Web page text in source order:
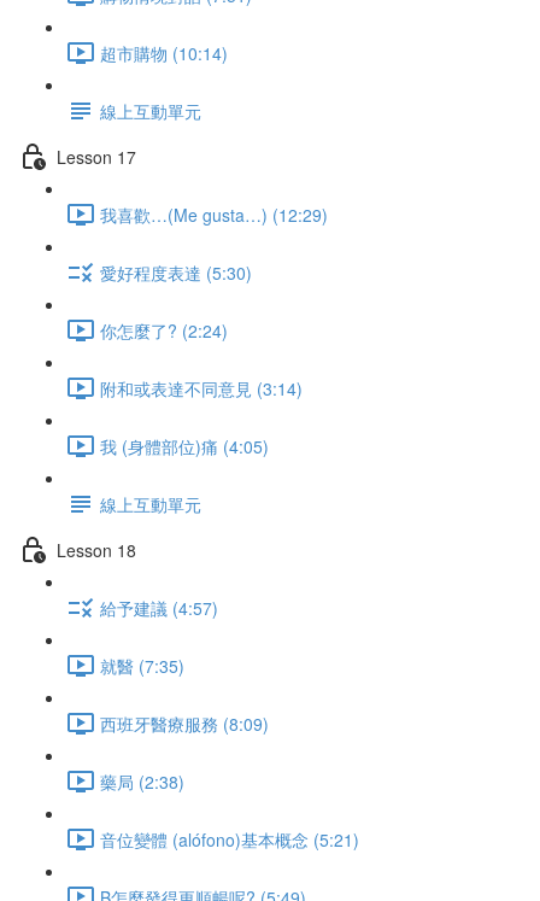
超市購物 (10:14)
線上互動單元
Lesson 17
我喜歡…(Me gusta…) (12:29)
愛好程度表達 (5:30)
你怎麼了? (2:24)
附和或表達不同意見 (3:14)
我 (身體部位)痛 (4:05)
線上互動單元
Lesson 18
給予建議 (4:57)
就醫 (7:35)
西班牙醫療服務 (8:09)
藥局 (2:38)
音位變體 (alófono)基本概念 (5:21)